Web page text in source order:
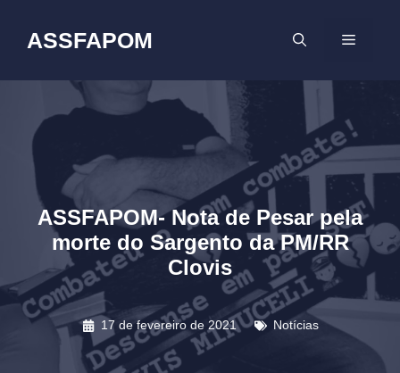
conteúdo
ASSFAPOM MENU
ASSFAPOM- Nota de Pesar pela
morte do Sargento da PM/RR
Clovis
17 de fevereiro de 2021 Notícias